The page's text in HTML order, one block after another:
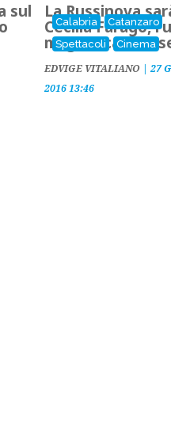
sul
Calabria
Catanzaro
Spettacoli
Cinema
La Russinova
Cecilia Faragò,
magara
EDVIGE VITALIANO |27
2016 13:46